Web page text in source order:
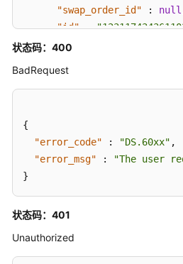
"swap_order_id"
: null
"id" :
"qualified_id"
"create_by"
"self_defined_fields"
"children_num" : null ,
}
}
状态码：400
BadRequest
{
"error_code"
: "DS.60xx" ,
"error_msg"
:
"The user
}
状态码：401
Unauthorized